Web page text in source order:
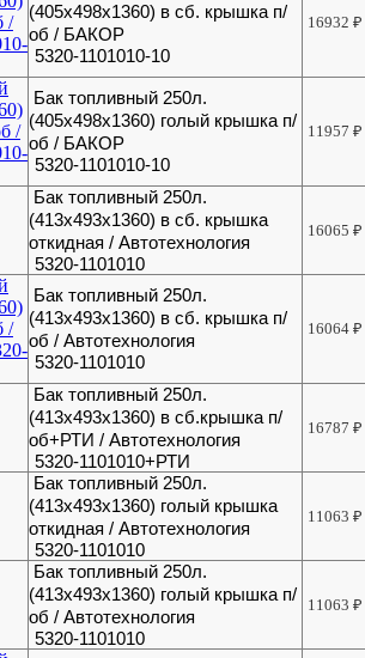
(405х498х1360) в сб. крышка п/
об / БАКОР
5320-1101010-10
16932₽
Бак топливный 250л.
(405х498х1360) голый крышка п/
об / БАКОР
5320-1101010-10
11957₽
Бак топливный 250л.
(413х493х1360) в сб. крышка
откидная / Автотехнология
5320-1101010
16065₽
Бак топливный 250л.
(413х493х1360) в сб. крышка п/
об / Автотехнология
5320-1101010
16064₽
Бак топливный 250л.
(413х493х1360) в сб.крышка п/
об+РТИ / Автотехнология
5320-1101010+РТИ
16787₽
Бак топливный 250л.
(413х493х1360) голый крышка
откидная / Автотехнология
5320-1101010
11063₽
Бак топливный 250л.
(413х493х1360) голый крышка п/
об / Автотехнология
5320-1101010
11063₽